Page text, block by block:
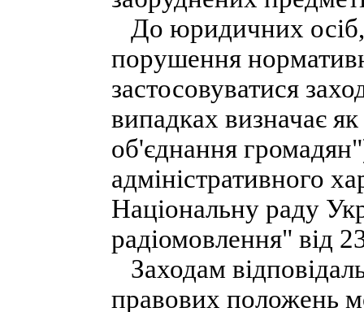
До юридичних осіб,
порушення
застосовуватися
випадках визначає
об'єднання
адміністративного
Національну раду
радіомовлення" від
Заходам
правових положень